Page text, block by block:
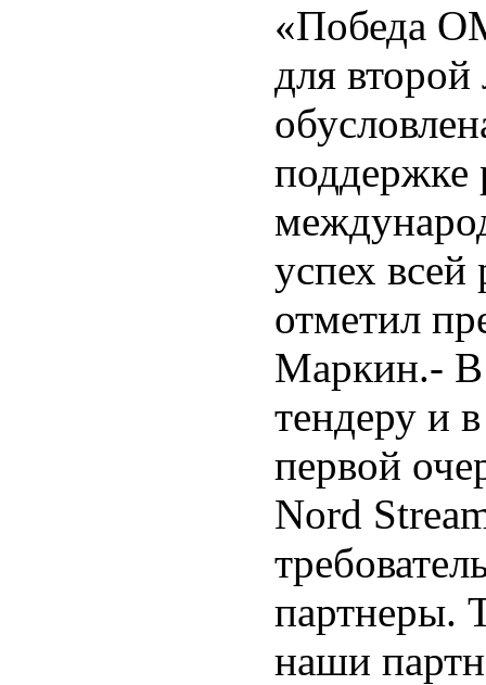
«Победа
для
поддержке
успех всей
отметил
Маркин.- В
тендеру и
первой
Nord
партнеры.
наши